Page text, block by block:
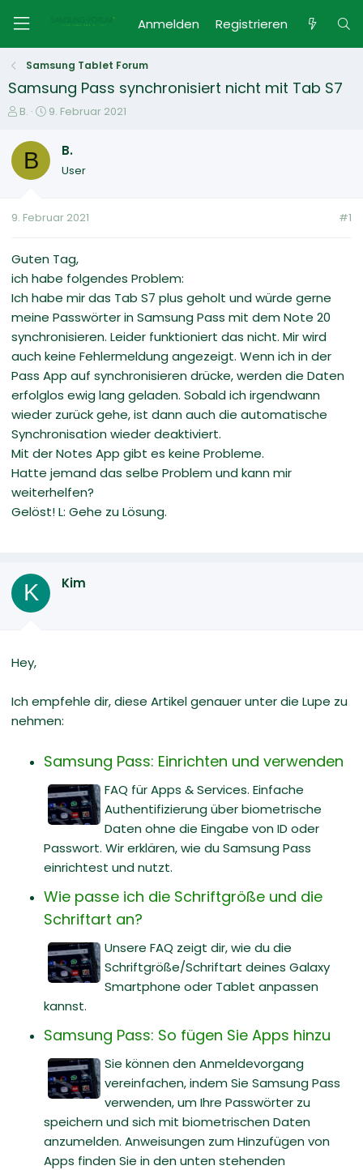
Anmelden Registrieren
Samsung Tablet Forum
Samsung Pass synchronisiert nicht mit Tab S7
E
s
e
e
B.
E
t
t
m
9. Februar 2021
B B.
User
9. Februar 2021 #1
Guten Tag,
ich habe folgendes Problem:
Ich habe mir das Tab S7 plus geholt und würde gerne
meine Passwörter in Samsung Pass mit dem Note 20
synchronisieren. Leider funktioniert das nicht. Mir wird
auch keine Fehlermeldung angezeigt. Wenn ich in der
Pass App auf synchronisieren drücke, werden die Daten
erfolglos ewig lang geladen. Sobald ich irgendwann
wieder zurück gehe, ist dann auch die automatische
Synchronisation wieder deaktiviert.
Mit der Notes App gibt es keine Probleme.
Hatte jemand das selbe Problem und kann mir
weiterhelfen?
Gelöst! L: Gehe zu Lösung.
K Kim
Hey,
Ich empfehle dir, diese Artikel genauer unter die Lupe zu
nehmen:
Samsung Pass: Einrichten und verwenden
FAQ für Apps & Services. Einfache
Authentifizierung über biometrische
Daten ohne die Eingabe von ID oder
Passwort. Wir erklären, wie du Samsung Pass
einrichtest und nutzt.
Wie passe ich die Schriftgröße und die
Schriftart an?
Unsere FAQ zeigt dir, wie du die
Schriftgröße/Schriftart deines Galaxy
Smartphone oder Tablet anpassen
kannst.
Samsung Pass: So fügen Sie Apps hinzu
Sie können den Anmeldevorgang
vereinfachen, indem Sie Samsung Pass
verwenden, um Ihre Passwörter zu
speichern und sich mit biometrischen Daten
anzumelden. Anweisungen zum Hinzufügen von
Apps finden Sie in den unten stehenden